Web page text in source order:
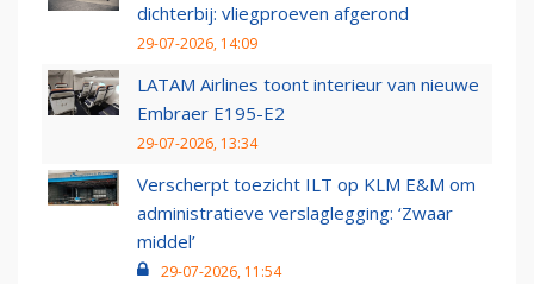
dichterbij: vliegproeven afgerond
29-07-2026, 14:09
LATAM Airlines toont interieur van nieuwe
Embraer E195-E2
29-07-2026, 13:34
Verscherpt toezicht ILT op KLM E&M om
administratieve verslaglegging: ‘Zwaar
middel’
29-07-2026, 11:54